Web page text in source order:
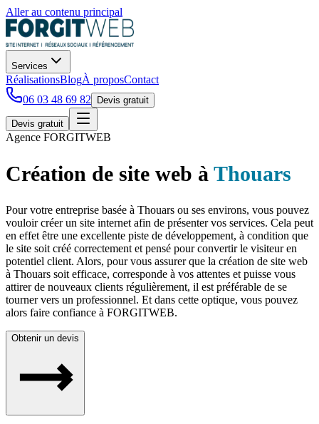
Aller au contenu principal
Services
RéalisationsBlogÀ proposContact
06 03 48 69 82
Devis gratuit
Devis gratuit
Agence FORGITWEB
Création de site web à Thouars
Pour votre entreprise basée à Thouars ou ses environs, vous pouvez
vouloir créer un site internet afin de présenter vos services. Cela peut
en effet être une excellente piste de développement, à condition que
le site soit créé correctement et pensé pour convertir le visiteur en
potentiel client. Alors, pour vous assurer que la création de site web
à Thouars soit efficace, corresponde à vos attentes et puisse vous
attirer de nouveaux clients régulièrement, il est préférable de se
tourner vers un professionnel. Et dans cette optique, vous pouvez
alors faire confiance à FORGITWEB.
Obtenir un devis